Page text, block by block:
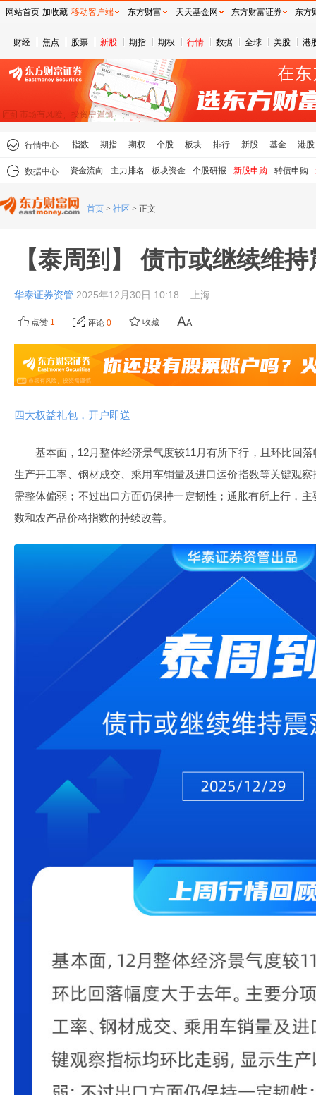
财经 焦点 股票 新股 期指 期权 行情 数据 全球 美股 港
行情中心 指数 期指 期权 个股 板块 排行 新股 基金 港股
数据中心 资金流向 主力排名 板块资金 个股研报 新股申购 转债申购
首页 > 社区 > 正文
【泰周到】 债市或继续维
华泰证券资管 2025年12月30日 10:18 上海
点赞 1 评论 0 收藏
四大权益礼包，开户即送
基本面，12月整体经济景气度较11月有所下行，且环比回
生产开工率、钢材成交、乘用车销量及进口运价指数等关键观
需整体偏弱；不过出口方面仍保持一定韧性；通胀有所上行，
数和农产品价格指数的持续改善。
网站首页 加收藏 移动客户端 东方财富 天天基金网 东方财富证券 东方